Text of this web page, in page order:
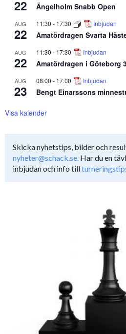
22 Ängelholm Snabb Open
AUG
22
11:30 - 17:30 Inbjudan
Amatördragen Svarta
AUG
22
11:30 - 17:30 Inbjudan
Amatördragen i Göteborg
AUG
23
08:00 - 17:00 Inbjudan
Bengt Einarssons
Visa kalender
Skicka nyhetstips, bilder och
nyheter@schack.se. Har du en
inbjudan och info till